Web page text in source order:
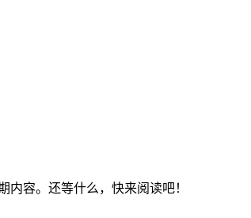
容。还等什么，快来阅读吧！